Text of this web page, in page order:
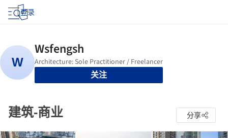
登录
关注
建筑-商业 分享